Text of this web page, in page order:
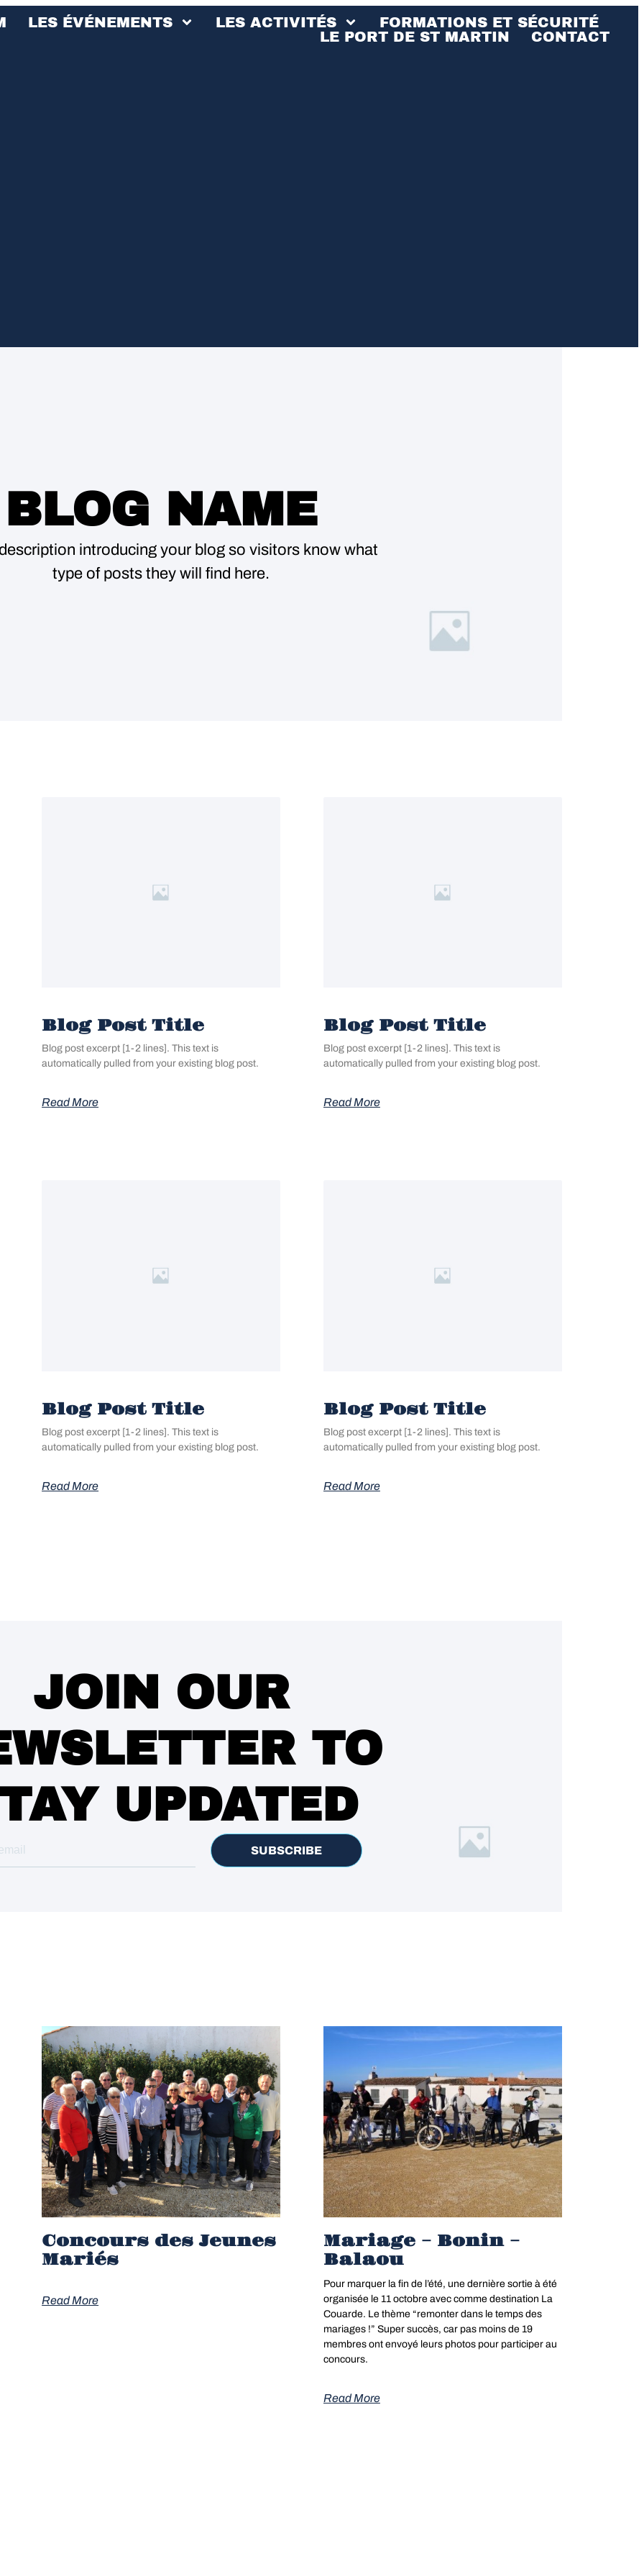
LES ÉVÉNEMENTS LES ACTIVITÉS
FORMATIONS ET SÉCURITÉ
LE PORT DE ST MARTIN
CONTACT
BLOG NAME
introducing your blog so visitors know what
type of posts they will find here.
Blog Post Title
Blog post excerpt [1-2 lines]. This text is
automatically pulled from your existing blog post.
Read More
Blog Post Title
Blog post excerpt [1-2 lines]. This text is
automatically pulled from your existing blog post.
Read More
Blog Post Title
Blog post excerpt [1-2 lines]. This text is
automatically pulled from your existing blog post.
Read More
Blog Post Title
Blog post excerpt [1-2 lines]. This text is
automatically pulled from your existing blog post.
Read More
JOIN OUR
TO
UPDATED
SUBSCRIBE
Concours des Jeunes
Mariés
Read More
Mariage – Bonin –
Balaou
Pour marquer la fin de l’été, une dernière sortie à été
organisée le 11 octobre avec comme destination La
Couarde. Le thème “remonter dans le temps des
mariages !” Super succès, car pas moins de 19
membres ont envoyé leurs photos pour participer au
concours.
Read More